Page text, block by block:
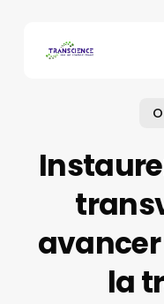
la